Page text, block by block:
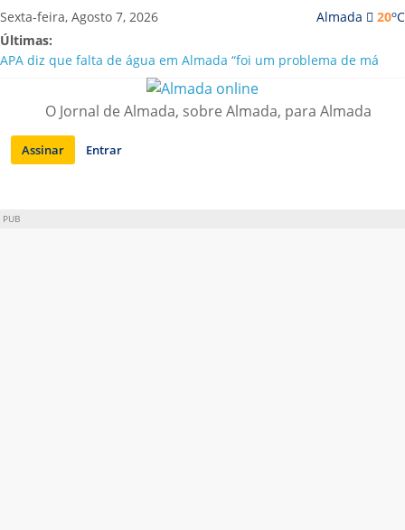
Saltar
para
conteúdo
Almada 20oC
Sexta-feira, Agosto 7, 2026
Últimas:
APA diz que falta de água em Almada “foi um problema de má
Laranjeiro | Cultura pop asiática invade a Casa Amarela
Ponte 25 de Abril celebra 60 anos com programa cultural entre
Lisboa e Almada
Situação de alerta em Almada renovada até final de Agosto
O Jornal de Almada, sobre Almada, para Almada
Assinar Entrar
PUB